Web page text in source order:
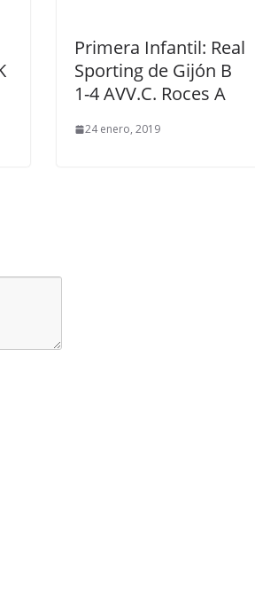
Primera Infantil: Real
Sporting de Gijón B
1-4 AVV.C. Roces A
24 enero, 2019